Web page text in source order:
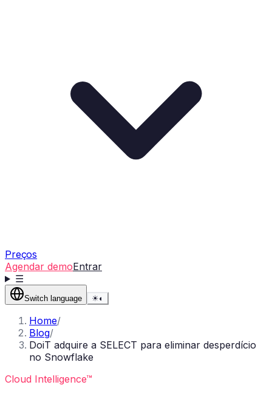
Preços
Agendar demoEntrar
☰
Switch language ☀◐
Home/
Blog/
DoiT adquire a SELECT para eliminar desperdício
no Snowflake
Cloud Intelligence™